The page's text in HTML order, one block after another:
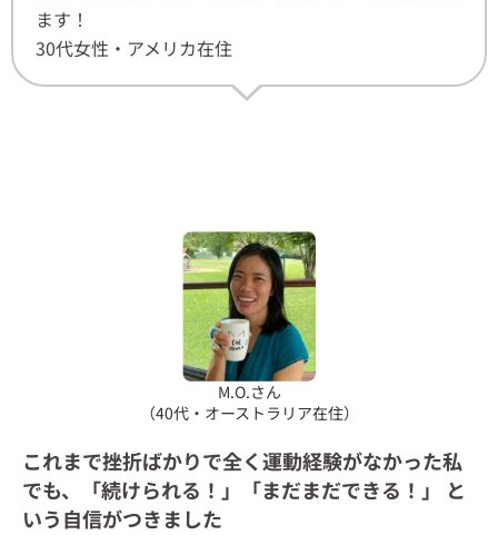
ます！
30代女性・アメリカ在住
M.O.さん
（40代・オーストラリア在住）
これまで挫折ばかりで全く運動経験がなかった私
でも、「続けられる！」「まだまだできる！」 と
いう自信がつきました